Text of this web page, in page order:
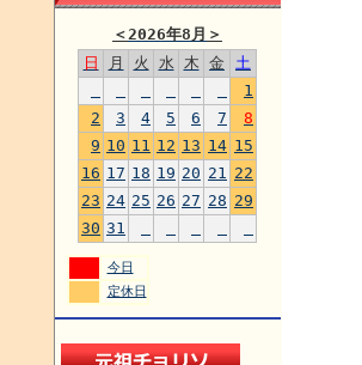
＜2026年8月 ＞
日
月 火 水 木 金
土
1
2
3 4 5 6 7
8
9 10 11 12 13 14 15
16 17 18 19 20 21 22
23 24 25 26 27 28 29
30 31
今日
定休日